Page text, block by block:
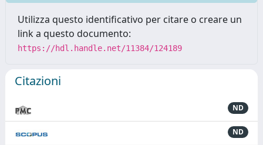
Utilizza questo identificativo per citare o creare un
link a questo documento:
https://hdl.handle.net/11384/124189
Citazioni
ND
ND